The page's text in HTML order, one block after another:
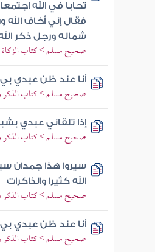
تحابا في الله
فقال إني أخاف
شماله ورجل ذكر
صحيح مسلم > كتاب
أنا عند ظن عبدي بي
صحيح مسلم > كتاب الذكر
إذا تلقاني عبدي
صحيح مسلم > كتاب الذكر
سيروا هذا جمدان
الله كثيرا والذاكرات
صحيح مسلم > كتاب الذكر
أنا عند ظن عبدي بي
صحيح مسلم > كتاب الذكر